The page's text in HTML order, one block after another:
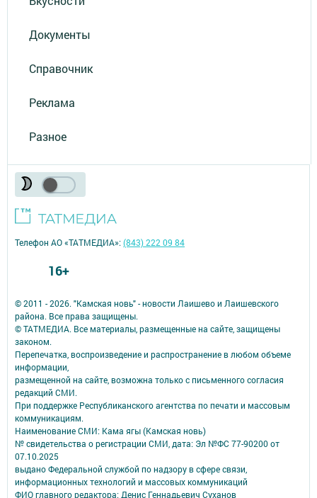
Документы
Справочник
Реклама
Разное
© 2011 - 2026. "Камская новь" - новости Лаишево и Лаишевского
района. Все права защищены.
© ТАТМЕДИА. Все материалы, размещенные на сайте, защищены
законом.
Перепечатка, воспроизведение и распространение в любом объеме
информации,
размещенной на сайте, возможна только с письменного согласия
редакций СМИ.
При поддержке Республиканского агентства по печати и массовым
коммуникациям.
Наименование СМИ: Кама ягы (Камская новь)
№ свидетельства о регистрации СМИ, дата: Эл №ФC 77-90200 от
07.10.2025
выдано Федеральной службой по надзору в сфере связи,
информационных технологий и массовых коммуникаций
ФИО главного редактора: Денис Геннадьевич Суханов
Телефон АО «ТАТМЕДИА»:(843) 222 09 84
16+